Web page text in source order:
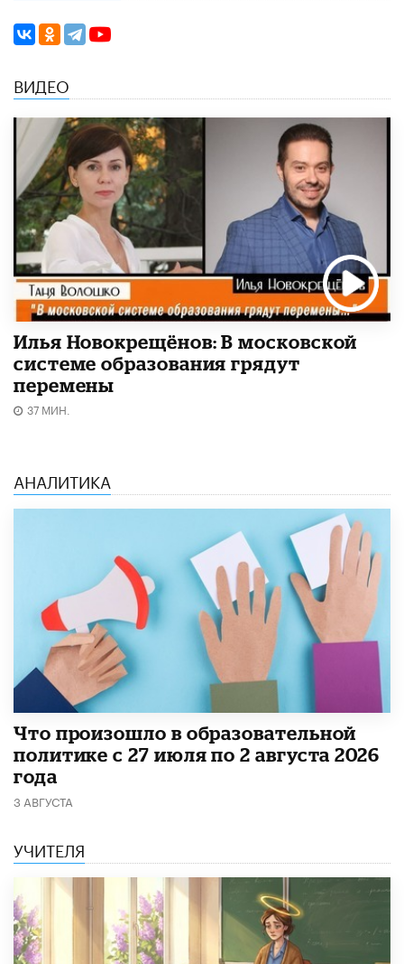
ВИДЕО
Илья Новокрещёнов: В московской
системе образования грядут
перемены
37 МИН.
АНАЛИТИКА
​Что произошло в образовательной
политике с 27 июля по 2 августа 2026
года
3 АВГУСТА
УЧИТЕЛЯ